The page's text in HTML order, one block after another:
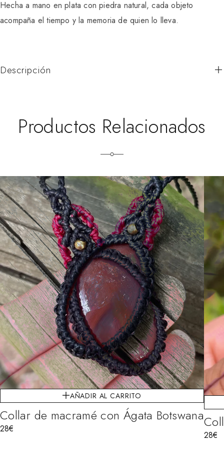
Hecha a mano en plata con piedra natural, cada objeto
acompaña el tiempo y la memoria de quien lo lleva.
Descripción
Productos Relacionados
AÑADIR AL CARRITO
Collar de macramé con Ágata Botswana
28€
28€